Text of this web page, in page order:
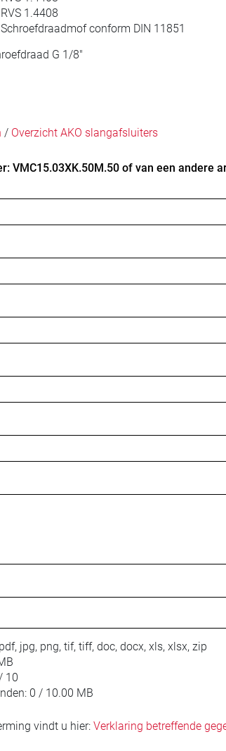
RVS 1.4408
Schroefdraadmof conform DIN 11851
G 1/8"
/ Overzicht AKO slangafsluiters
VMC15.03XK.50M.50 of van een andere
pdf, jpg, png, tif, tiff, doc, docx, xls, xlsx, zip
10
0 / 10.00 MB
vindt u hier: Verklaring betreffende